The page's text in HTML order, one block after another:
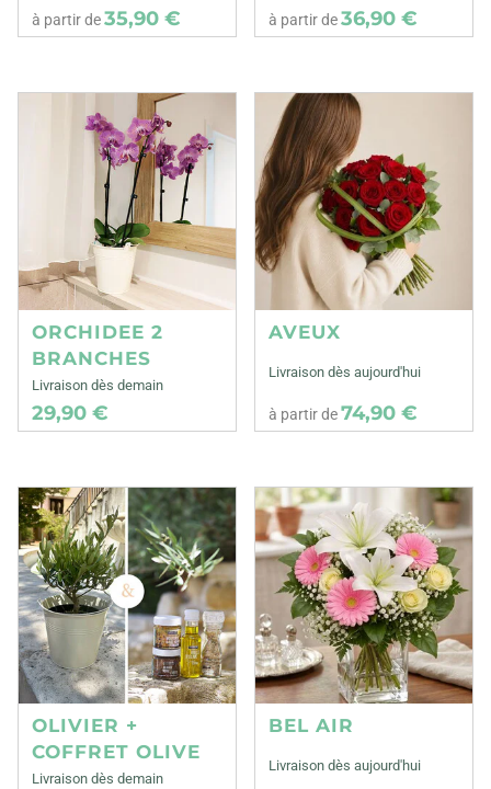
à partir de35,90 € à partir de36,90 €
ORCHIDEE 2
BRANCHES
Livraison dès demain
29,90 €
AVEUX
Livraison dès aujourd'hui
à partir de74,90 €
OLIVIER +
COFFRET OLIVE
Livraison dès demain
BEL AIR
Livraison dès aujourd'hui